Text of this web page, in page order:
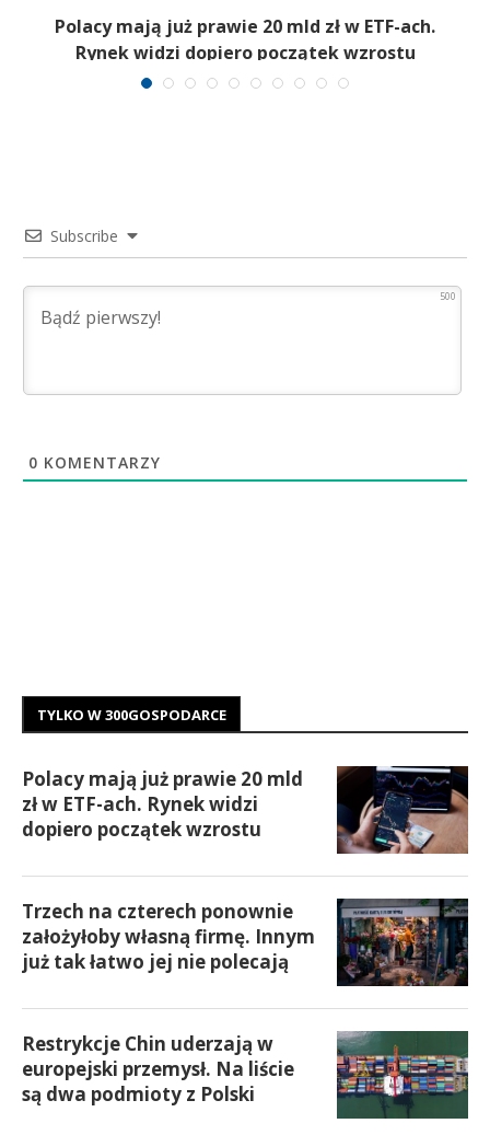
Polacy mają już prawie 20 mld zł w ETF-ach.
Rynek widzi dopiero początek wzrostu
Subscribe
500
0 KOMENTARZY
TYLKO W 300GOSPODARCE
Polacy mają już prawie 20 mld
zł w ETF-ach. Rynek widzi
dopiero początek wzrostu
Trzech na czterech ponownie
założyłoby własną firmę. Innym
już tak łatwo jej nie polecają
Restrykcje Chin uderzają w
europejski przemysł. Na liście
są dwa podmioty z Polski